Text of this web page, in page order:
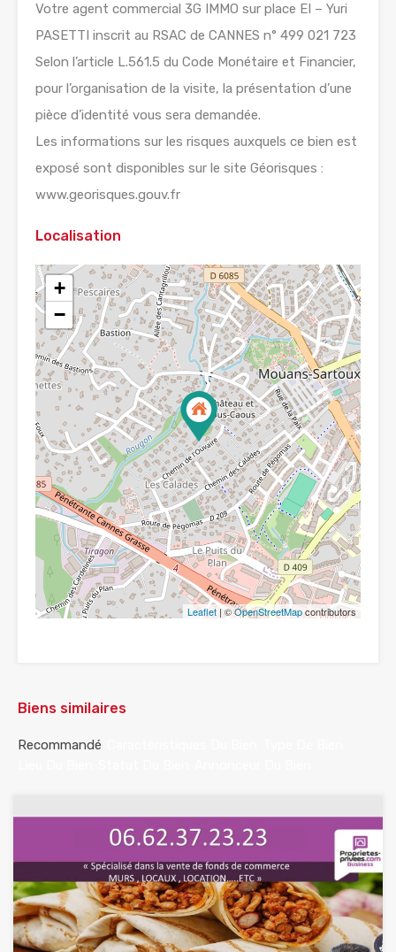
Votre agent commercial 3G IMMO sur place EI – Yuri
PASETTI inscrit au RSAC de CANNES n° 499 021 723
Selon l’article L.561.5 du Code Monétaire et Financier,
pour l’organisation de la visite, la présentation d’une
pièce d’identité vous sera demandée.
Les informations sur les risques auxquels ce bien est
exposé sont disponibles sur le site Géorisques :
www.georisques.gouv.fr
Localisation
+
−
Leaflet| ©OpenStreetMapcontributors
Biens similaires
Recommandé